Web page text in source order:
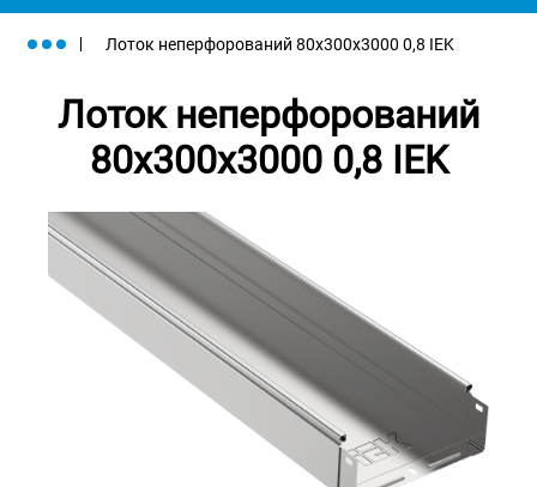
Лоток неперфорований 80х300х3000 0,8 IEK
Лоток неперфорований
80х300х3000 0,8 IEK